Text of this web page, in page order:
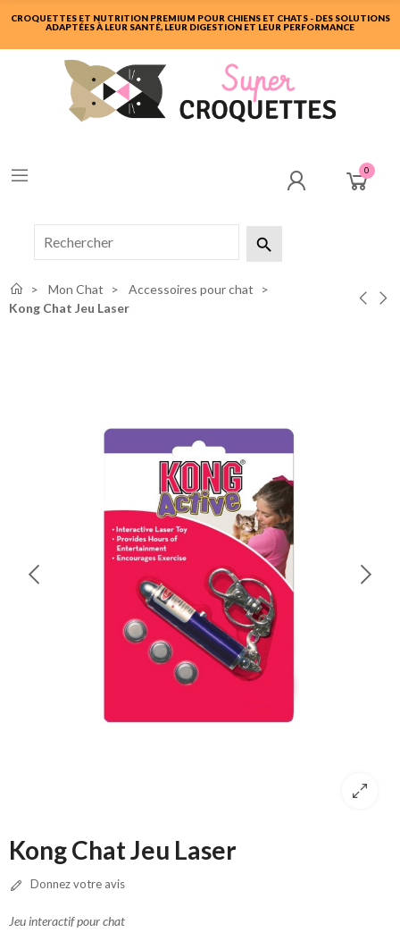
CROQUETTES ET NUTRITION PREMIUM POUR CHIENS ET CHATS - DES SOLUTIONS
ADAPTÉES À LEUR SANTÉ, LEUR DIGESTION ET LEUR PERFORMANCE
0

Mon Chat
Accessoires pour chat
Kong Chat Jeu Laser
Kong Chat Jeu Laser
Donnez votre avis
Jeu interactif pour chat